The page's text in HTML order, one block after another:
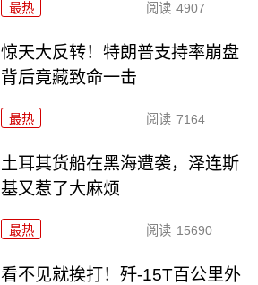
最热 阅读 4907
惊天大反转！特朗普支持率崩盘
背后竟藏致命一击
最热 阅读 7164
土耳其货船在黑海遭袭，泽连斯
基又惹了大麻烦
最热 阅读 15690
看不见就挨打！歼-15T百公里外